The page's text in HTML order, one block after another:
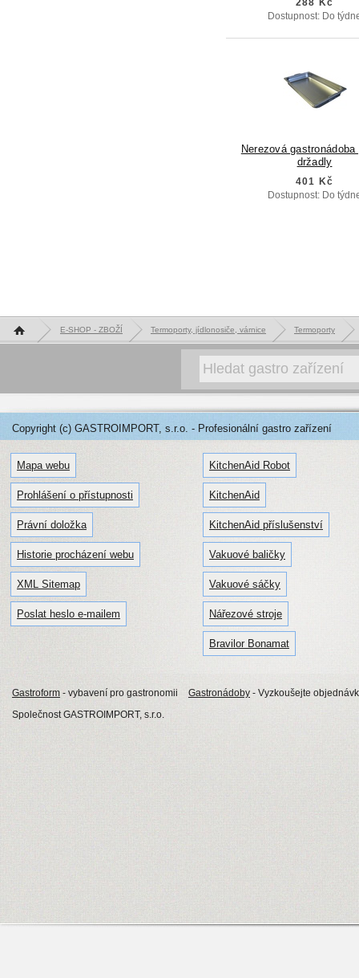
288 Kč
Dostupnost: Do
Nerezová
držadly
401 Kč
Dostupnost: Do
Hlavní stránka E-SHOP - ZBOŽÍ Termoporty, jídlonosiče, várnice Termoporty
Copyright (c) GASTROIMPORT, s.r.o. - Profesionální gastro zařízení
Mapa webu
Prohlášení o přístupnosti
Právní doložka
Historie procházení webu
XML Sitemap
Poslat heslo e-mailem
KitchenAid Robot
KitchenAid
KitchenAid příslušenství
Vakuové baličky
Vakuové sáčky
Nářezové stroje
Bravilor Bonamat
Gastroform - vybavení pro gastronomii Gastronádoby - Vyzkoušejte
Společnost GASTROIMPORT, s.r.o.